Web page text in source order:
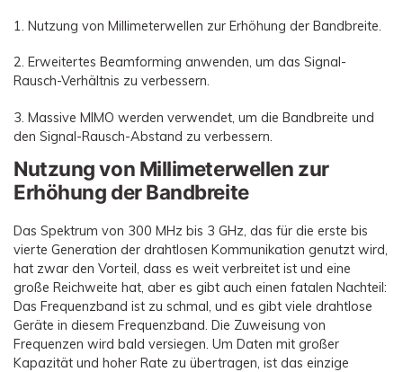
1. Nutzung von Millimeterwellen zur Erhöhung der Bandbreite.
2. Erweitertes Beamforming anwenden, um das Signal-
Rausch-Verhältnis zu verbessern.
3. Massive MIMO werden verwendet, um die Bandbreite und
den Signal-Rausch-Abstand zu verbessern.
Nutzung von Millimeterwellen zur
Erhöhung der Bandbreite
Das Spektrum von 300 MHz bis 3 GHz, das für die erste bis
vierte Generation der drahtlosen Kommunikation genutzt wird,
hat zwar den Vorteil, dass es weit verbreitet ist und eine
große Reichweite hat, aber es gibt auch einen fatalen Nachteil:
Das Frequenzband ist zu schmal, und es gibt viele drahtlose
Geräte in diesem Frequenzband. Die Zuweisung von
Frequenzen wird bald versiegen. Um Daten mit großer
Kapazität und hoher Rate zu übertragen, ist das einzige